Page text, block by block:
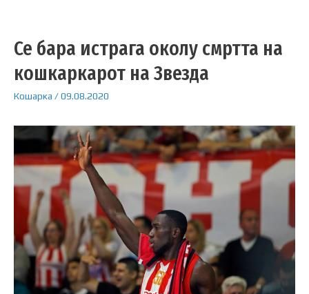
Се бара истрага околу смртта на
кошкаркарот на Звезда
Кошарка /09.08.2020